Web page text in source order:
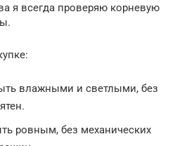
я всегда проверяю корневую
влажными и светлыми, без
ровным, без механических